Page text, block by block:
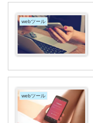
webツール
webツール